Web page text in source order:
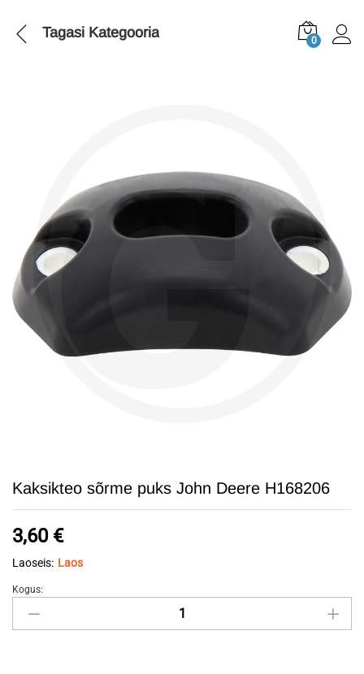
Tagasi Kategooria 0
Kaksikteo sõrme puks John Deere H168206
3,60 €
Laoseis: Laos
Kaksikteo
sõrme
Kogus: